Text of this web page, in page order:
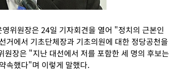
위원장은 24일 기자회견을 열어 "정치의 근본인
거에서 기초단체장과 기초의원에 대한 정당공천을
장은 "지난 대선에서 저를 포함한 세 명의 후보는
속했다"며 이렇게 말했다.